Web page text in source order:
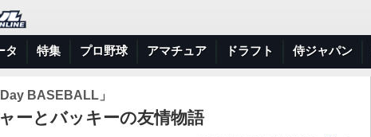
タ 特集 プロ野球 アマチュア ドラフト 侍ジャパン
BASEBALL」
ーとバッキーの友情物語